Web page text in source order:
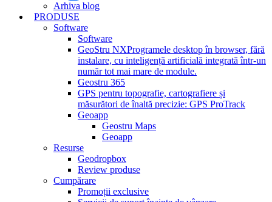
Arhiva blog
PRODUSE
Software
Software
GeoStru NXProgramele desktop în browser, fără
instalare, cu inteligență artificială integrată într-un
număr tot mai mare de module.
Geostru 365
GPS pentru topografie, cartografiere și
măsurători de înaltă precizie: GPS ProTrack
Geoapp
Geostru Maps
Geoapp
Resurse
Geodropbox
Review produse
Cumpărare
Promoții exclusive